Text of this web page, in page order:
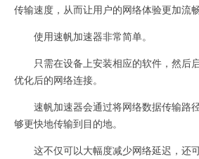
传输速度，从而让用户的网络体验更加流畅
使用速帆加速器非常简单。
只需在设备上安装相应的软件，然后
优化后的网络连接。
速帆加速器会通过将网络数据传输路
够更快地传输到目的地。
这不仅可以大幅度减少网络延迟，还